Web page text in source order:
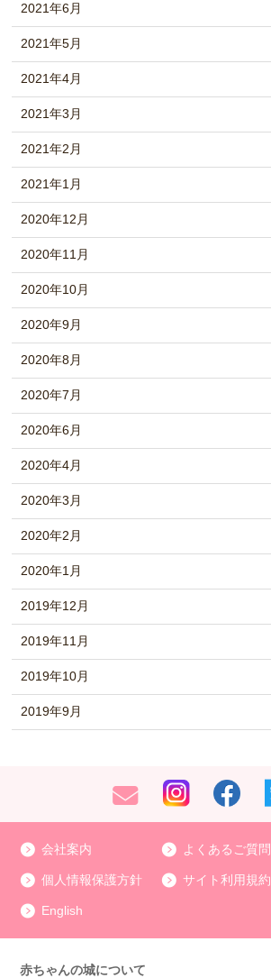
2021年6月
2021年5月
2021年4月
2021年3月
2021年2月
2021年1月
2020年12月
2020年11月
2020年10月
2020年9月
2020年8月
2020年7月
2020年6月
2020年4月
2020年3月
2020年2月
2020年1月
2019年12月
2019年11月
2019年10月
2019年9月
会社案内 よくあるご質問
個人情報保護方針 サイト利用規約
English
赤ちゃんの城について